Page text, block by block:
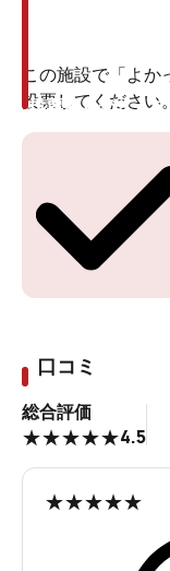
この施設で「よ
投票してください
投票ありがとうご
口コミ
総合評価
★★★★★4.5
★★★★★